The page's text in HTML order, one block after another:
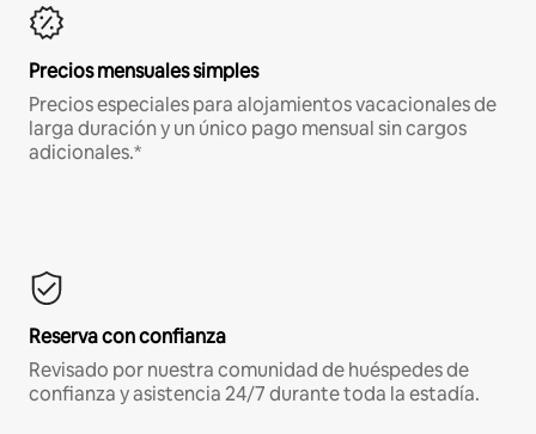
Precios mensuales simples
Precios especiales para alojamientos vacacionales de
larga duración y un único pago mensual sin cargos
adicionales.*
Reserva con confianza
Revisado por nuestra comunidad de huéspedes de
confianza y asistencia 24/7 durante toda la estadía.